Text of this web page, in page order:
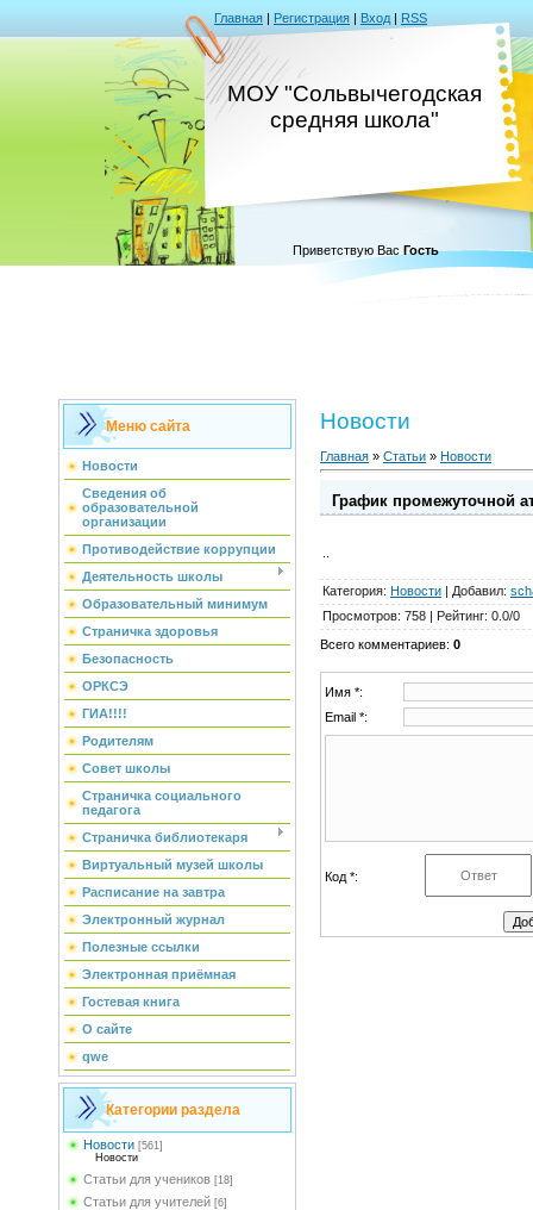
Главная | Регистрация | Вход | RSS
МОУ "Сольвычегодская
средняя школа"
Приветствую Вас Гость
Меню сайта
Новости
Сведения об
образовательной
организации
Противодействие коррупции
Деятельность школы
Образовательный минимум
Страничка здоровья
Безопасность
ОРКСЭ
ГИА!!!!
Родителям
Совет школы
Страничка социального
педагога
Страничка библиотекаря
Виртуальный музей школы
Расписание на завтра
Электронный журнал
Полезные ссылки
Электронная приёмная
Гостевая книга
О сайте
qwe
Категории раздела
Новости [561]
Новости
Статьи для учеников [18]
Статьи для учителей [6]
Новости
Главная » Статьи » Новости
График промежуточной
Категория: Новости | Добавил:
Просмотров: 758 | Рейтинг: 0.0/0
Всего комментариев: 0
Имя *:
Email *:
Код *: